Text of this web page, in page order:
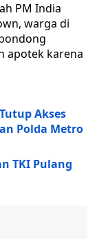
PM India
warga di
apotek karena
Akses
Polda Metro
TKI Pulang